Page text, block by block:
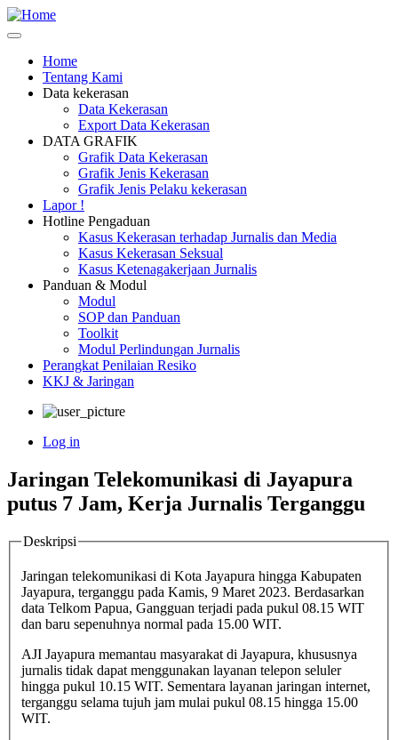
Skip
to
content
Main
navigation
Home
Tentang Kami
Data kekerasan
Data Kekerasan
Export Data Kekerasan
DATA GRAFIK
Grafik Data Kekerasan
Grafik Jenis Kekerasan
Grafik Jenis Pelaku kekerasan
Lapor !
Hotline Pengaduan
Kasus Kekerasan terhadap Jurnalis dan Media
Kasus Kekerasan Seksual
Kasus Ketenagakerjaan Jurnalis
Panduan & Modul
Modul
SOP dan Panduan
Toolkit
Modul Perlindungan Jurnalis
Perangkat Penilaian Resiko
KKJ & Jaringan
account
menu
Log in
Jaringan Telekomunikasi di Jayapura
putus 7 Jam, Kerja Jurnalis Terganggu
Deskripsi
Jaringan telekomunikasi di Kota Jayapura hingga Kabupaten
Jayapura, terganggu pada Kamis, 9 Maret 2023. Berdasarkan
data Telkom Papua, Gangguan terjadi pada pukul 08.15 WIT
dan baru sepenuhnya normal pada 15.00 WIT.
AJI Jayapura memantau masyarakat di Jayapura, khususnya
jurnalis tidak dapat menggunakan layanan telepon seluler
hingga pukul 10.15 WIT. Sementara layanan jaringan internet,
terganggu selama tujuh jam mulai pukul 08.15 hingga 15.00
WIT.